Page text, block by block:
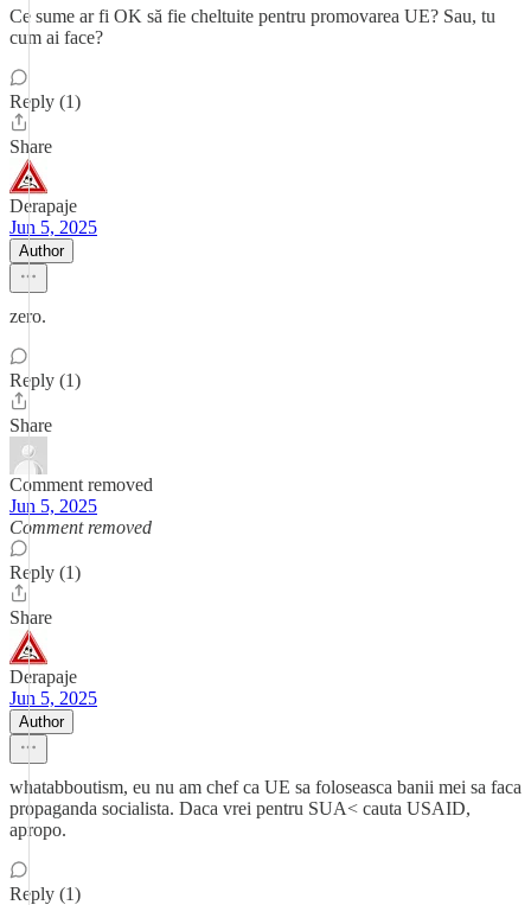
Ce sume ar fi OK să fie cheltuite pentru promovarea UE? Sau, tu
cum ai face?
Reply (1)
Share
Derapaje
Jun 5, 2025
Author
zero.
Reply (1)
Share
Comment removed
Jun 5, 2025
Comment removed
Reply (1)
Share
Derapaje
Jun 5, 2025
Author
whatabboutism, eu nu am chef ca UE sa foloseasca banii mei sa faca
propaganda socialista. Daca vrei pentru SUA< cauta USAID,
apropo.
Reply (1)